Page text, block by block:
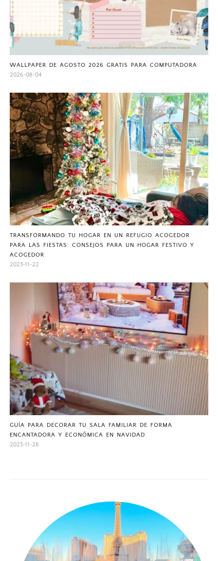
WALLPAPER DE AGOSTO 2026 GRATIS PARA COMPUTADORA
2026-08-04
TRANSFORMANDO TU HOGAR EN UN REFUGIO ACOGEDOR
PARA LAS FIESTAS: CONSEJOS PARA UN HOGAR FESTIVO Y
ACOGEDOR
2023-11-22
GUÍA PARA DECORAR TU SALA FAMILIAR DE FORMA
ENCANTADORA Y ECONÓMICA EN NAVIDAD
2023-11-28